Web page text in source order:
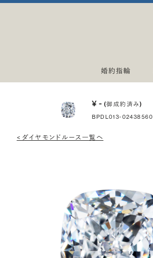
婚約指輪
¥ -(御成約済み)
BPDL013-02438560
< ダイヤモンドルース一覧へ